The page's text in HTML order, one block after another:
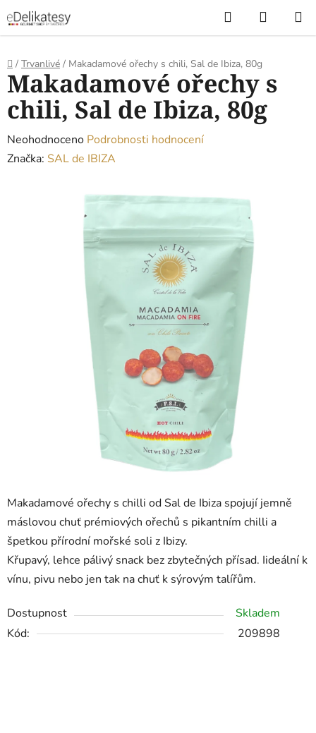
na
obsah
Hledat
KOŠÍK
Domů
/ Trvanlivé / Makadamové ořechy s chili, Sal de Ibiza, 80g
Makadamové ořechy s chilli od Sal de Ibiza spojují jemně
máslovou chuť prémiových ořechů s pikantním chilli a
špetkou přírodní mořské soli z Ibizy.
Křupavý, lehce pálivý snack bez zbytečných přísad. Iideální k
vínu, pivu nebo jen tak na chuť k sýrovým talířům.
Dostupnost
Skladem
Kód:
209898
Makadamové ořechy s
chili, Sal de Ibiza, 80g
Průměrné
hodnocení
Neohodnoceno Podrobnosti hodnocení
Značka: SAL de IBIZA